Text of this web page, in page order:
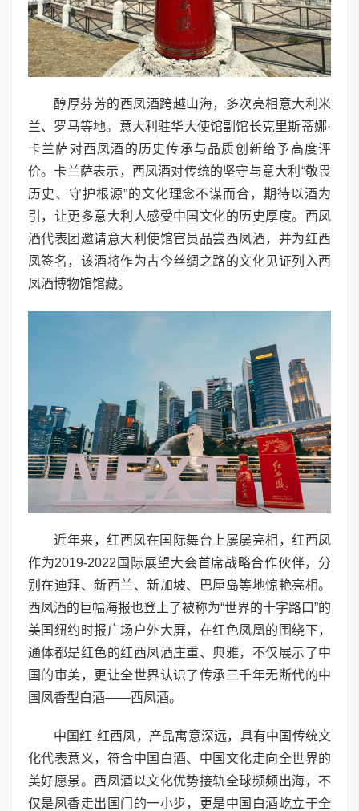
醇厚芬芳的西凤酒跨越山海，多次亮相意大利米
兰、罗马等地。意大利驻华大使馆副馆长克里斯蒂娜·
卡兰萨对西凤酒的历史传承与品质创新给予高度评
价。卡兰萨表示，西凤酒对传统的坚守与意大利“敬畏
历史、守护根源”的文化理念不谋而合，期待以酒为
引，让更多意大利人感受中国文化的历史厚度。西凤
酒代表团邀请意大利使馆官员品尝西凤酒，并为红西
凤签名，该酒将作为古今丝绸之路的文化见证列入西
凤酒博物馆馆藏。
近年来，红西凤在国际舞台上屡屡亮相，红西凤
作为2019-2022国际展望大会首席战略合作伙伴，分
别在迪拜、新西兰、新加坡、巴厘岛等地惊艳亮相。
西凤酒的巨幅海报也登上了被称为“世界的十字路口”的
美国纽约时报广场户外大屏，在红色凤凰的围绕下，
通体都是红色的红西凤酒庄重、典雅，不仅展示了中
国的审美，更让全世界认识了传承三千年无断代的中
国凤香型白酒——西凤酒。
中国红·红西凤，产品寓意深远，具有中国传统文
化代表意义，符合中国白酒、中国文化走向全世界的
美好愿景。西凤酒以文化优势接轨全球频频出海，不
仅是凤香走出国门的一小步，更是中国白酒屹立于全